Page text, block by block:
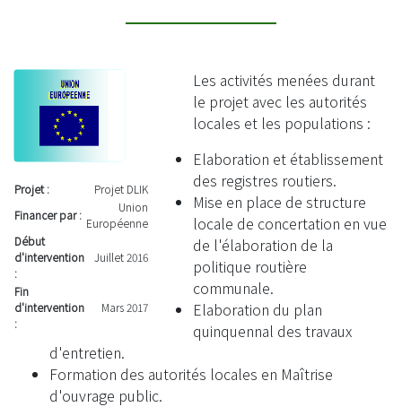
Projet :
Projet DLIK
Financer par :
Union
Européenne
Début
d'intervention
:
Juillet 2016
Fin
d'intervention
:
Mars 2017
Les activités menées durant
le projet avec les autorités
locales et les populations :
Elaboration et établissement
des registres routiers.
Mise en place de structure
locale de concertation en vue
de l'élaboration de la
politique routière
communale.
Elaboration du plan
quinquennal des travaux
d'entretien.
Formation des autorités locales en Maîtrise
d'ouvrage public.